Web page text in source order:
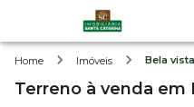
Home Imóveis Bela vista
Terreno à venda em